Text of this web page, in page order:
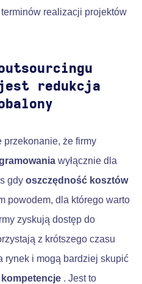
realizacji projektów
jest redukcja
przekonanie, że firmy
wyłącznie dla
gdy oszczędność kosztów
powodem, dla którego warto
zyskują dostęp do
z krótszego czasu
rynek i mogą bardziej skupić
. Jest to